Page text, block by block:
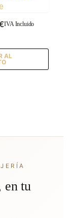
IVA Incluido
AL
en tu